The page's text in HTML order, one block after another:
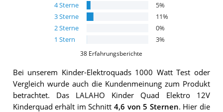
4Sterne 5%
3Sterne 11%
2Sterne 0%
1 Stern 3%
38 Erfahrungsberichte
Bei unserem Kinder-Elektroquads 1000 WattTest oder
Vergleich wurde auch die Kundenmeinung zum Produkt
betrachtet.
Das
LALAHO Kinder Quad Elektro 12V
Kinderquad erhält im Schnitt 4,6 von 5 Sternen. Hier die